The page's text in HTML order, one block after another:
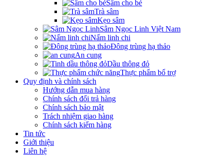
Sâm cho bé
Trà sâm
Kẹo sâm
Sâm Ngọc Linh Việt Nam
Nấm linh chi
Đông trùng hạ thảo
An cung
Dầu thông đỏ
Thực phẩm bổ trợ
Quy định và chính sách
Hướng dẫn mua hàng
Chính sách đổi trả hàng
Chính sách bảo mật
Trách nhiệm giao hàng
Chính sách kiểm hàng
Tin tức
Giới thiệu
Liên hệ